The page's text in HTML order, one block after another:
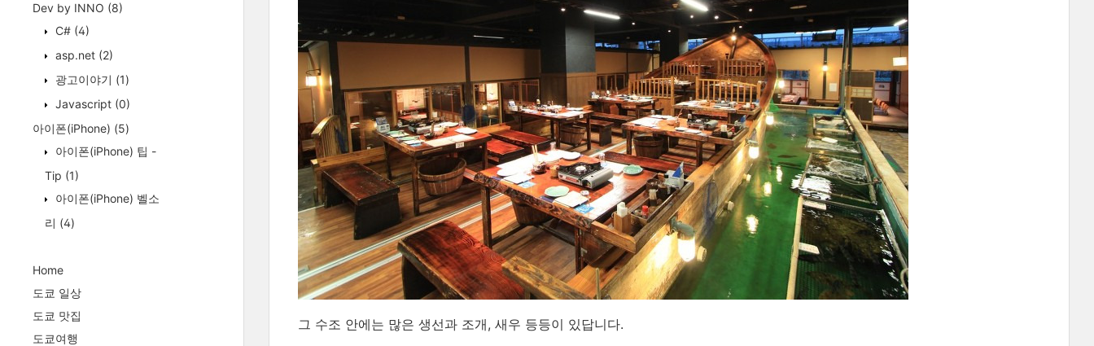
Dev by INNO (8)
C# (4)
asp.net (2)
광고이야기 (1)
Javascript (0)
아이폰(iPhone) (5)
아이폰(iPhone) 팁 -
Tip (1)
아이폰(iPhone) 벨소
리 (4)
Home
도쿄 일상
도쿄 맛집
도쿄여행
그 수조 안에는 많은 생선과 조개, 새우 등등이 있답니다.